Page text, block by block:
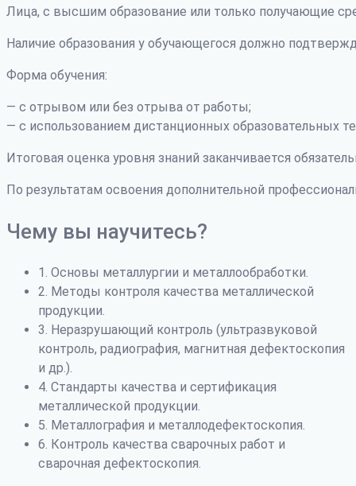
Лица, с высшим образование или только получающие
Наличие образования у обучающегося должно
Форма обучения:
— с отрывом или без отрыва от работы;
— с использованием дистанционных образовательных
Итоговая оценка уровня знаний заканчивается
По результатам освоения дополнительной
Чему вы научитесь?
1. Основы металлургии и металлообработки.
2. Методы контроля качества металлической
продукции.
3. Неразрушающий контроль (ультразвуковой
контроль, радиография, магнитная дефектоскопия
и др.).
4. Стандарты качества и сертификация
металлической продукции.
5. Металлография и металлодефектоскопия.
6. Контроль качества сварочных работ и
сварочная дефектоскопия.